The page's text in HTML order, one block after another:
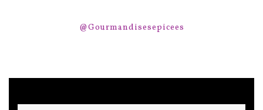
@Gourmandisesepicees